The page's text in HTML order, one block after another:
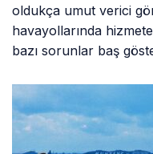
oldukça umut verici
havayollarında
bazı sorunlar baş